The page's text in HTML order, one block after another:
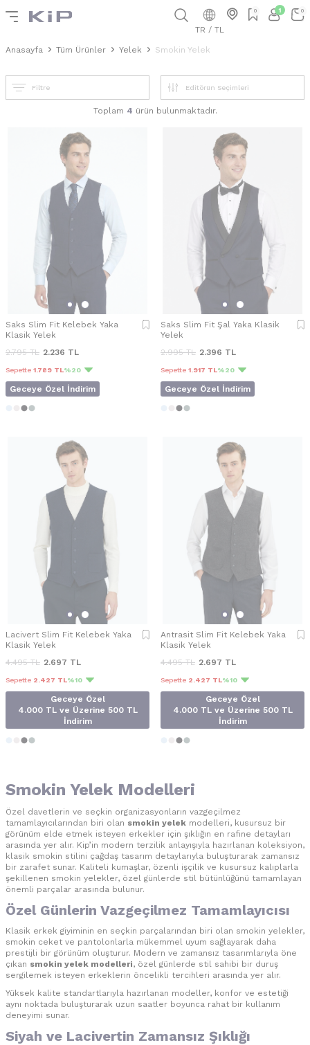
TR / TL
0 1 0
Anasayfa Tüm Ürünler Yelek Smokin Yelek
Filtre
Toplam 4 ürün bulunmaktadır.
Saks Slim Fit Kelebek Yaka
Klasik Yelek
2.795TL 2.236 TL
Sepette 1.789 TL%20
Geceye Özel İndirim
Saks Slim Fit Şal Yaka Klasik
Yelek
2.995TL 2.396 TL
Sepette 1.917 TL%20
Geceye Özel İndirim
Lacivert Slim Fit Kelebek Yaka
Klasik Yelek
4.495TL 2.697 TL
Sepette 2.427 TL%10
Geceye Özel
4.000 TL ve Üzerine 500 TL
İndirim
Antrasit Slim Fit Kelebek Yaka
Klasik Yelek
4.495TL 2.697 TL
Sepette 2.427 TL%10
Geceye Özel
4.000 TL ve Üzerine 500 TL
İndirim
Smokin Yelek Modelleri
Özel davetlerin ve seçkin organizasyonların vazgeçilmez
tamamlayıcılarından biri olan smokin yelek modelleri, kusursuz bir
görünüm elde etmek isteyen erkekler için şıklığın en rafine detayları
arasında yer alır. Kip’in modern terzilik anlayışıyla hazırlanan koleksiyon,
klasik smokin stilini çağdaş tasarım detaylarıyla buluşturarak zamansız
bir zarafet sunar. Kaliteli kumaşlar, özenli işçilik ve kusursuz kalıplarla
şekillenen smokin yelekler, özel günlerde stil bütünlüğünü tamamlayan
önemli parçalar arasında bulunur.
Özel Günlerin Vazgeçilmez Tamamlayıcısı
Klasik erkek giyiminin en seçkin parçalarından biri olan smokin yelekler,
smokin ceket ve pantolonlarla mükemmel uyum sağlayarak daha
prestijli bir görünüm oluşturur. Modern ve zamansız tasarımlarıyla öne
çıkan smokin yelek modelleri, özel günlerde stil sahibi bir duruş
sergilemek isteyen erkeklerin öncelikli tercihleri arasında yer alır.
Yüksek kalite standartlarıyla hazırlanan modeller, konfor ve estetiği
aynı noktada buluşturarak uzun saatler boyunca rahat bir kullanım
deneyimi sunar.
Siyah ve Lacivertin Zamansız Şıklığı